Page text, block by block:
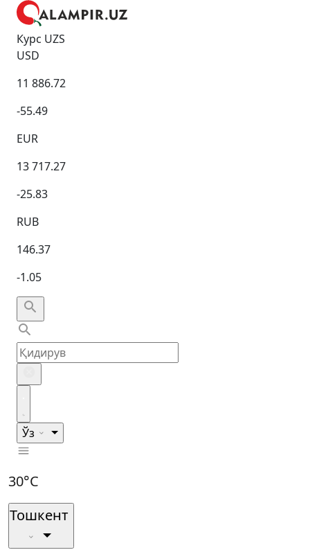
Курс UZS
USD
11 886.72
-55.49
EUR
13 717.27
-25.83
RUB
146.37
-1.05
Ўз
30°C
Тошкент